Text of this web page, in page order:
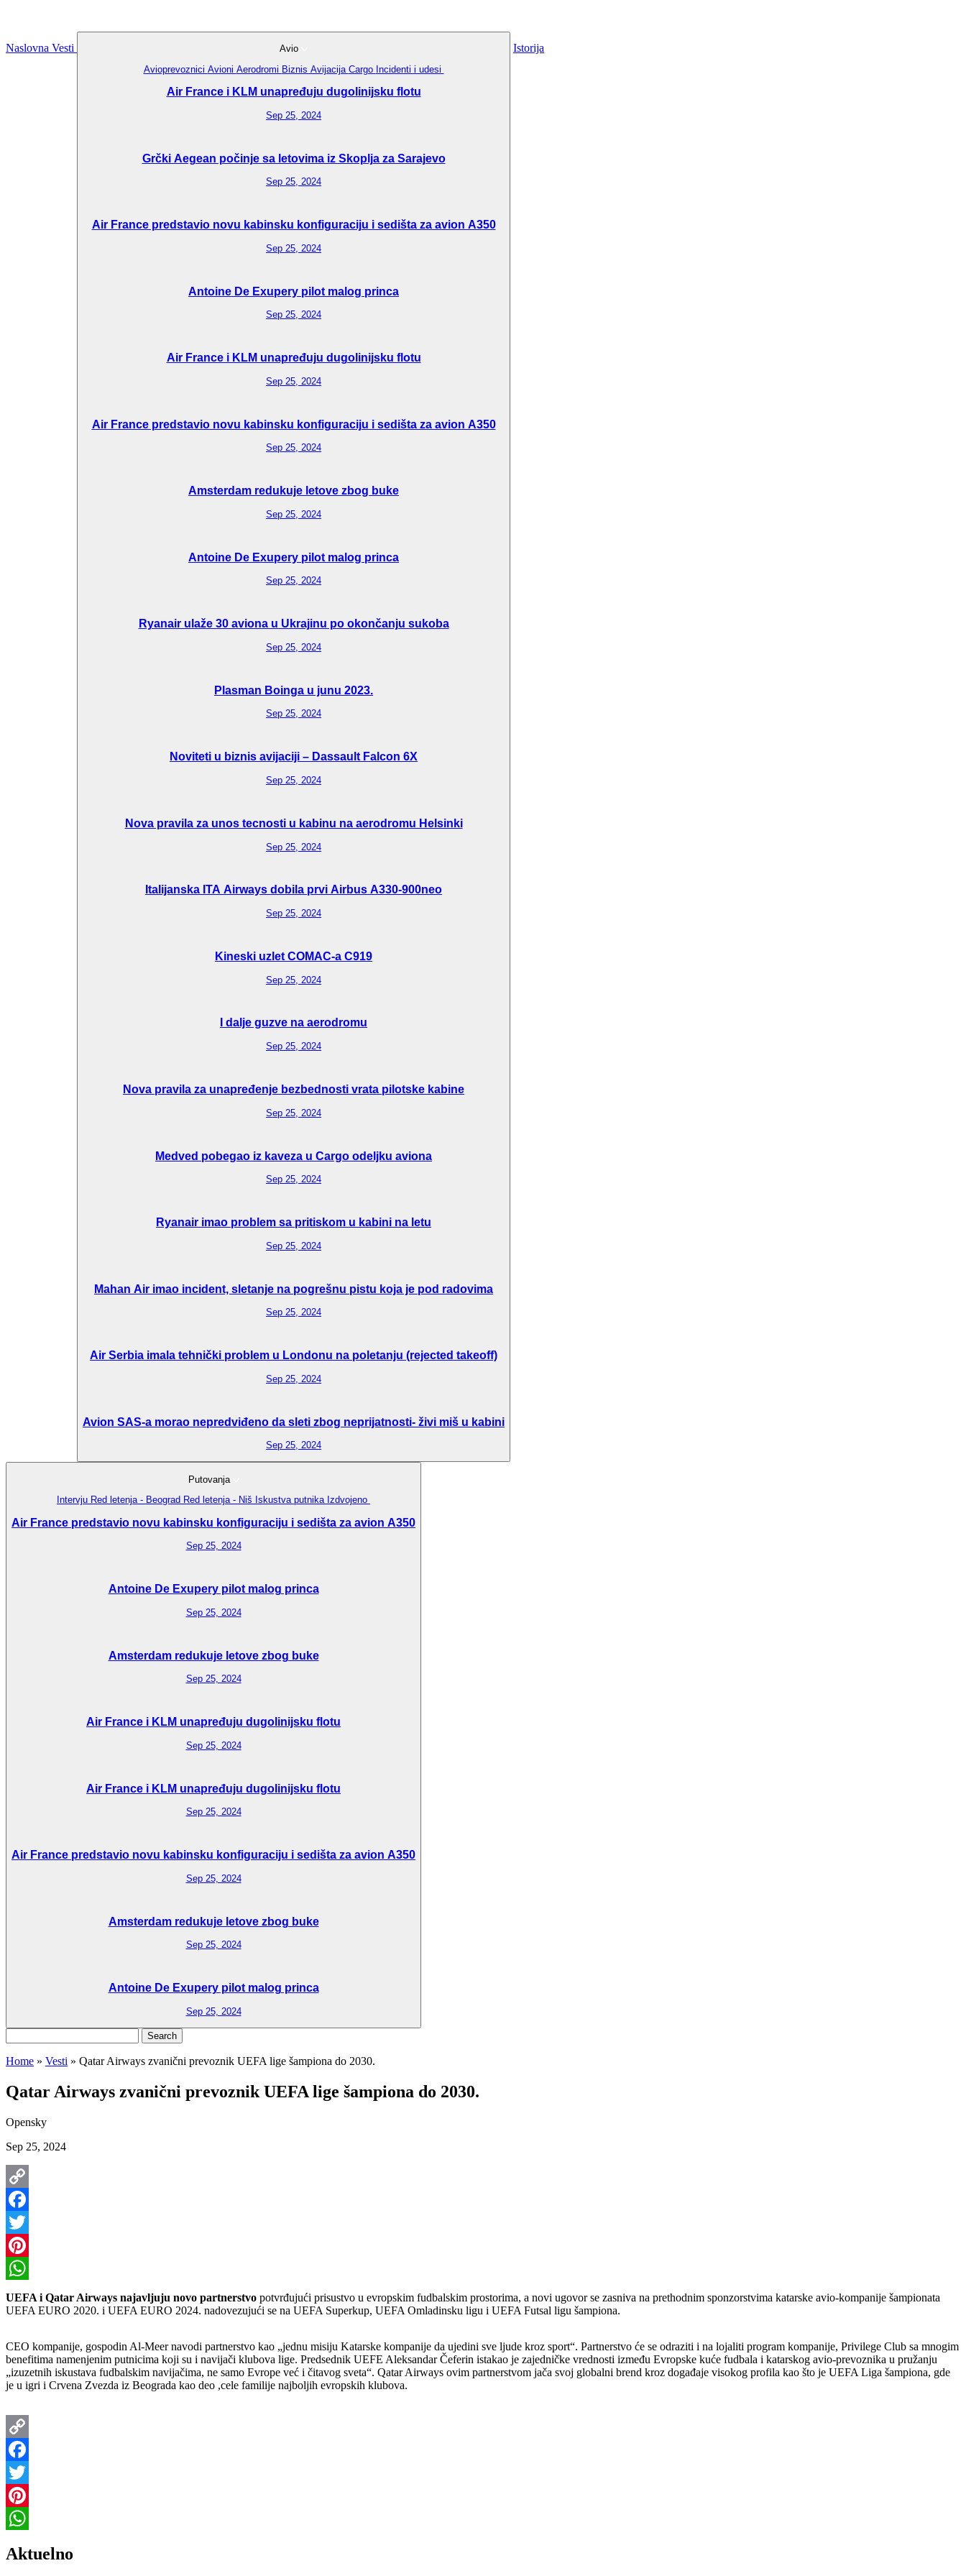
Naslovna Vesti
Avio
Avioprevoznici Avioni Aerodromi Biznis Avijacija Cargo Incidenti i udesi
Air France i KLM unapređuju dugolinijsku flotu
Sep 25, 2024
Grčki Aegean počinje sa letovima iz Skoplja za Sarajevo
Sep 25, 2024
Air France predstavio novu kabinsku konfiguraciju i sedišta za avion A350
Sep 25, 2024
Antoine De Exupery pilot malog princa
Sep 25, 2024
Air France i KLM unapređuju dugolinijsku flotu
Sep 25, 2024
Air France predstavio novu kabinsku konfiguraciju i sedišta za avion A350
Sep 25, 2024
Amsterdam redukuje letove zbog buke
Sep 25, 2024
Antoine De Exupery pilot malog princa
Sep 25, 2024
Ryanair ulaže 30 aviona u Ukrajinu po okončanju sukoba
Sep 25, 2024
Plasman Boinga u junu 2023.
Sep 25, 2024
Noviteti u biznis avijaciji – Dassault Falcon 6X
Sep 25, 2024
Nova pravila za unos tecnosti u kabinu na aerodromu Helsinki
Sep 25, 2024
Italijanska ITA Airways dobila prvi Airbus A330-900neo
Sep 25, 2024
Kineski uzlet COMAC-a C919
Sep 25, 2024
I dalje guzve na aerodromu
Sep 25, 2024
Nova pravila za unapređenje bezbednosti vrata pilotske kabine
Sep 25, 2024
Medved pobegao iz kaveza u Cargo odeljku aviona
Sep 25, 2024
Ryanair imao problem sa pritiskom u kabini na letu
Sep 25, 2024
Mahan Air imao incident, sletanje na pogrešnu pistu koja je pod radovima
Sep 25, 2024
Air Serbia imala tehnički problem u Londonu na poletanju (rejected takeoff)
Sep 25, 2024
Avion SAS-a morao nepredviđeno da sleti zbog neprijatnosti- živi miš u kabini
Sep 25, 2024
Istorija
Putovanja
Intervju Red letenja - Beograd Red letenja - Niš Iskustva putnika Izdvojeno
Air France predstavio novu kabinsku konfiguraciju i sedišta za avion A350
Sep 25, 2024
Antoine De Exupery pilot malog princa
Sep 25, 2024
Amsterdam redukuje letove zbog buke
Sep 25, 2024
Air France i KLM unapređuju dugolinijsku flotu
Sep 25, 2024
Air France i KLM unapređuju dugolinijsku flotu
Sep 25, 2024
Air France predstavio novu kabinsku konfiguraciju i sedišta za avion A350
Sep 25, 2024
Amsterdam redukuje letove zbog buke
Sep 25, 2024
Antoine De Exupery pilot malog princa
Sep 25, 2024
for:
Home » Vesti » Qatar Airways zvanični prevoznik UEFA lige šampiona do 2030.
Qatar Airways zvanični prevoznik UEFA lige šampiona do 2030.
Opensky
Sep 25, 2024
Copy
Link
Facebook
Twitter
Pinterest
WhatsApp
UEFA i Qatar Airways najavljuju novo partnerstvo potvrđujući prisustvo u evropskim fudbalskim prostorima, a novi ugovor se zasniva na prethodnim sponzorstvima katarske avio-kompanije šampionata
UEFA EURO 2020. i UEFA EURO 2024. nadovezujući se na UEFA Superkup, UEFA Omladinsku ligu i UEFA Futsal ligu šampiona.
CEO kompanije, gospodin Al-Meer navodi partnerstvo kao „jednu misiju Katarske kompanije da ujedini sve ljude kroz sport“. Partnerstvo će se odraziti i na lojaliti program kompanije, Privilege Club sa mnogim
benefitima namenjenim putnicima koji su i navijači klubova lige. Predsednik UEFE Aleksandar Čeferin istakao je zajedničke vrednosti između Evropske kuće fudbala i katarskog avio-prevoznika u pružanju
„izuzetnih iskustava fudbalskim navijačima, ne samo Evrope već i čitavog sveta“. Qatar Airways ovim partnerstvom jača svoj globalni brend kroz događaje visokog profila kao što je UEFA Liga šampiona, gde
je u igri i Crvena Zvezda iz Beograda kao deo ,cele familije najboljih evropskih klubova.
Copy
Link
Facebook
Twitter
Pinterest
Aktuelno